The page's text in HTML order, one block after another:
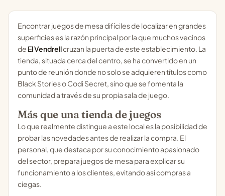
Encontrar juegos de mesa difíciles de localizar en grandes
superficies es la razón principal por la que muchos vecinos
de El Vendrellcruzan la puerta de este establecimiento. La
tienda, situada cerca del centro, se ha convertido en un
punto de reunión donde no solo se adquieren títulos como
Black StoriesoCodi Secret, sino que se fomenta la
comunidad a través de su propia sala de juego.
Más que una tienda de juegos
Lo que realmente distingue a este local es la posibilidad de
probar las novedades antes de realizar la compra. El
personal, que destaca por su conocimiento apasionado
del sector, prepara juegos de mesa para explicar su
funcionamiento a los clientes, evitando así compras a
ciegas.